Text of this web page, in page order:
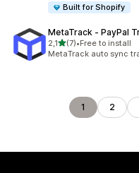
Built for Shopify
MetaTrack ‑ PayPal
2,1av 5 stjerner
(7)
Totalt 7 omtaler
•Free to install
MetaTrack auto sync
1 2